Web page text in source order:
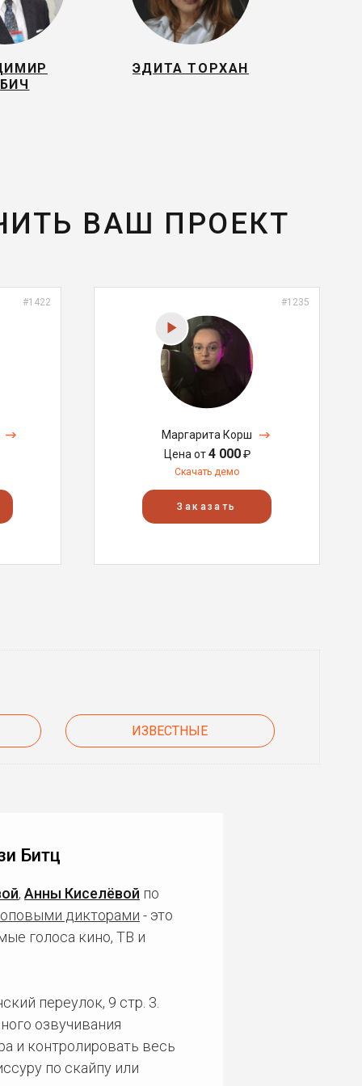
ЭДИТА ТОРХАН
ВАШ ПРОЕКТ
#1422 #1235
Маргарита Корш
Цена от4 000₽
Скачать демо
Заказать
ИЗВЕСТНЫЕ
Битц
, Анны Киселёвой по
дикторами - это
голоса кино, ТВ и
переулок, 9 стр. 3.
озвучивания
и контролировать весь
по скайпу или